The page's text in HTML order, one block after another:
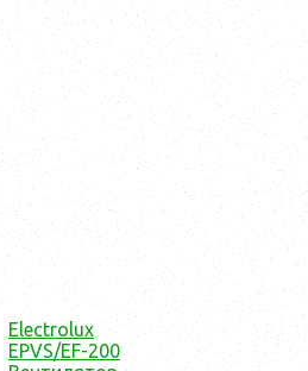
Electrolux
EPVS/EF-200